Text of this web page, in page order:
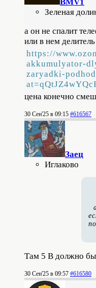
BMV1
Зеленая
а он не спалит
или в нем
https://
akkumulyator-
zaryadki-
цена конечно
30 Сен'25 в 09:15 #616567
Заец
Иглаково
Там 5 В должно
30 Сен'25 в 09:57 #616580